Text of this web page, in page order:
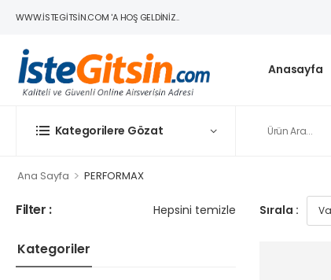
WWW.ISTEGITSIN.COM 'A HOŞ GELDINIZ..
Anasayfa
Kategorilere Gözat
Ana Sayfa > PERFORMAX
Filter : Hepsini temizle
Kategoriler
Sırala :